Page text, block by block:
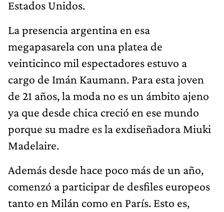
Estados Unidos.
La presencia argentina en esa
megapasarela con una platea de
veinticinco mil espectadores estuvo a
cargo de Imán Kaumann. Para esta joven
de 21 años, la moda no es un ámbito ajeno
ya que desde chica creció en ese mundo
porque su madre es la exdiseñadora Miuki
Madelaire.
Además desde hace poco más de un año,
comenzó a participar de desfiles europeos
tanto en Milán como en París. Esto es,